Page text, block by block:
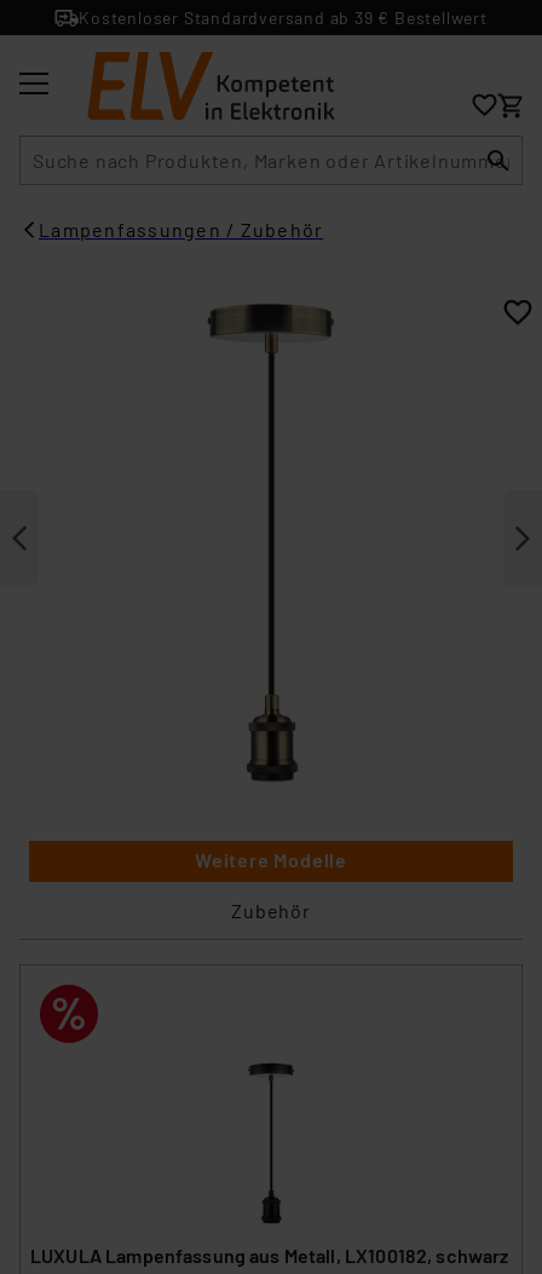
Kostenloser Standardversand ab 39 € Bestellwert
Lampenfassungen / Zubehör
Weitere Modelle
Zubehör
LUXULA Lampenfassung aus Metall, LX100182, schwarz